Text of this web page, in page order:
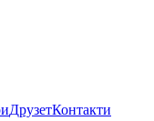
ДрузетКонтакти